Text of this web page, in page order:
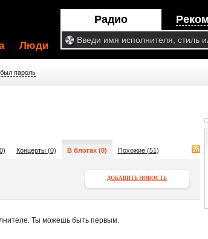
Радио
Люди
пароль
Концерты (0) В блогах (0) Похожие (51)
ДОБАВИТЬ НОВОСТЬ
Ты можешь быть первым.